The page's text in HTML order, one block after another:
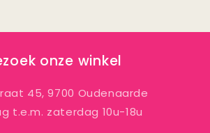
onze winkel
45, 9700 Oudenaarde
t.e.m. zaterdag 10u-18u